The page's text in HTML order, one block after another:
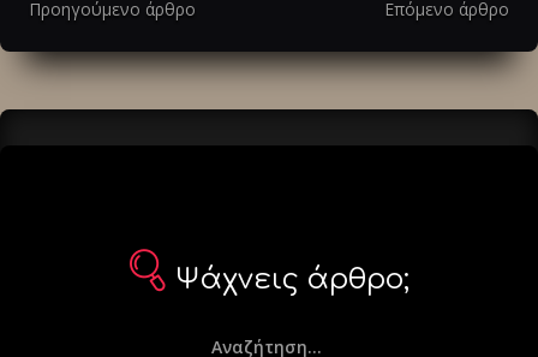
άρθρα
Προηγούμενο άρθρο Επόμενο άρθρο
Ψάχνεις άρθρο;